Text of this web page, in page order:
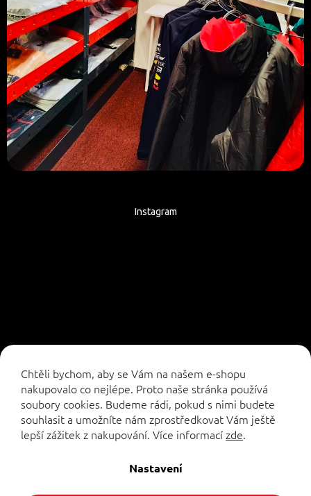
Chtěli bychom, aby se Vám na našem e-shopu
nakupovalo co nejlépe. Proto naše stránka používá
soubory cookies. Budeme rádi, pokud s nimi budete
souhlasit a umožníte nám zprostředkovat Vám ještě
lepší zážitek z nakupování. Více informacízde.
Nastavení
Instagram
Vytvořil Shoptet